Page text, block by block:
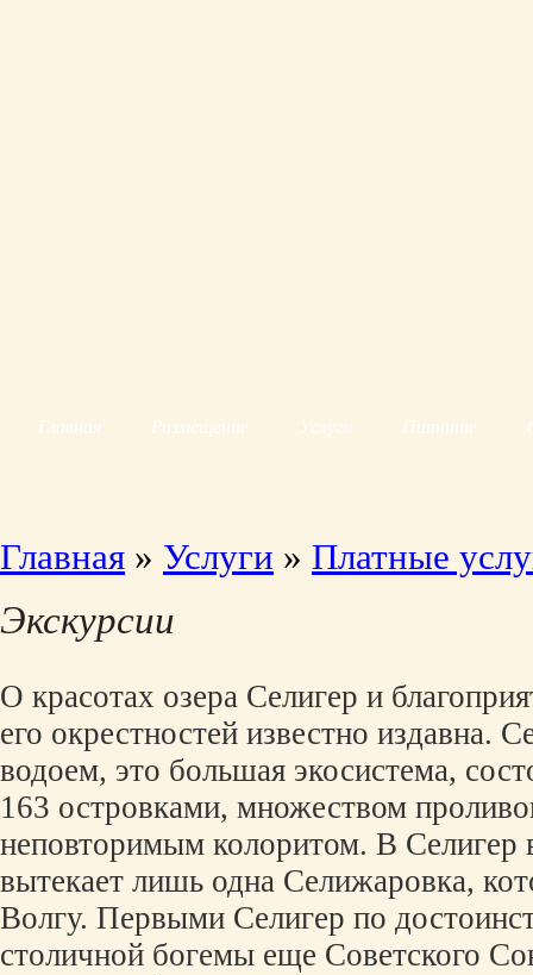
Главная Размещение Услуги Питание
Главная » Услуги » Платные
Экскурсии
О красотах озера Селигер и
его окрестностей известно издавна.
водоем, это большая экосистема,
163 островками, множеством
неповторимым колоритом. В Селигер
вытекает лишь одна Селижаровка,
Волгу. Первыми Селигер по
столичной богемы еще Советского